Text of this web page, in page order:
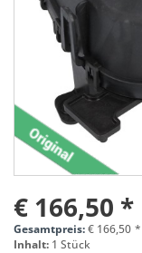
€ 166,50 *
Gesamtpreis:€ 166,50 *
Inhalt: 1 Stück